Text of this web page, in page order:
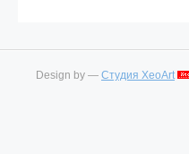
Design by — Студия XeoArt